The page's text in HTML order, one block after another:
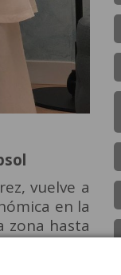
vuelve a
en la
zona hasta
corazón
nuevo